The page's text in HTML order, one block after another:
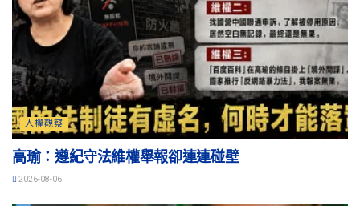
人權觀察
高瑜：遵紀守法維權舉報卻連連碰壁
2026-08-06